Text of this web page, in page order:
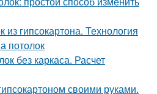
из гипсокартона. Технология
потолок
без каркаса. Расчет
своими руками.